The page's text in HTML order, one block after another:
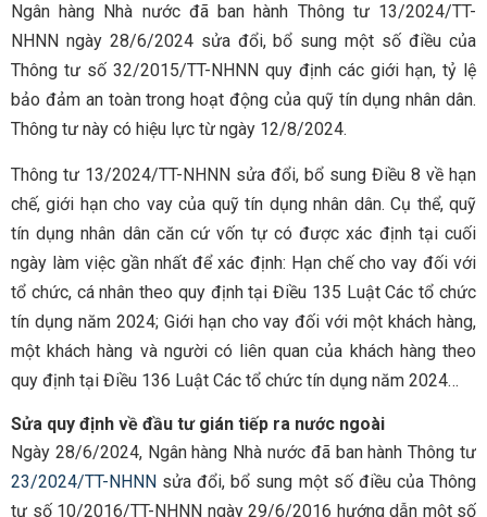
Ngân hàng Nhà nước đã ban hành Thông tư 13/2024/TT-
NHNN ngày 28/6/2024 sửa đổi, bổ sung một số điều của
Thông tư số 32/2015/TT-NHNN quy định các giới hạn, tỷ lệ
bảo đảm an toàn trong hoạt động của quỹ tín dụng nhân dân.
Thông tư này có hiệu lực từ ngày 12/8/2024.
Thông tư 13/2024/TT-NHNN sửa đổi, bổ sung Điều 8 về hạn
chế, giới hạn cho vay của quỹ tín dụng nhân dân. Cụ thể, quỹ
tín dụng nhân dân căn cứ vốn tự có được xác định tại cuối
ngày làm việc gần nhất để xác định: Hạn chế cho vay đối với
tổ chức, cá nhân theo quy định tại Điều 135 Luật Các tổ chức
tín dụng năm 2024; Giới hạn cho vay đối với một khách hàng,
một khách hàng và người có liên quan của khách hàng theo
quy định tại Điều 136 Luật Các tổ chức tín dụng năm 2024…
Sửa quy định về đầu tư gián tiếp ra nước ngoài
Ngày 28/6/2024, Ngân hàng Nhà nước đã ban hành Thông tư
23/2024/TT-NHNN sửa đổi, bổ sung một số điều của Thông
tư số 10/2016/TT-NHNN ngày 29/6/2016 hướng dẫn một số